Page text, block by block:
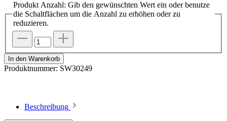
Produkt Anzahl: Gib den gewünschten Wert ein oder benutze
die Schaltflächen um die Anzahl zu erhöhen oder zu
reduzieren.
In den Warenkorb
Produktnummer: SW30249
Beschreibung